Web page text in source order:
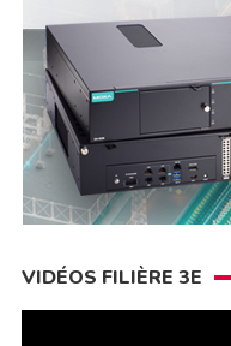
VIDÉOS FILIÈRE 3E